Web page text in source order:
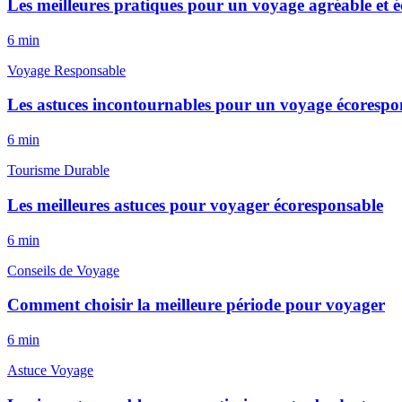
Les meilleures pratiques pour un voyage agréable et
6 min
Voyage Responsable
Les astuces incontournables pour un voyage
6 min
Tourisme Durable
Les meilleures astuces pour voyager écoresponsable
6 min
Conseils de Voyage
Comment choisir la meilleure période pour voyager
6 min
Astuce Voyage